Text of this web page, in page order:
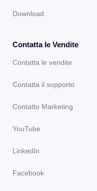
Download
Contatta le Vendite
Contatta le vendite
Contatta il supporto
Contatto Marketing
YouTube
LinkedIn
Facebook